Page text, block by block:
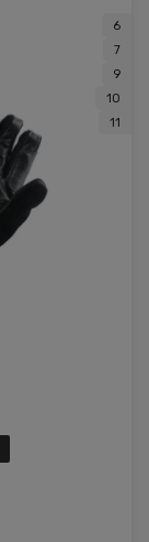
6
7
9
10
11